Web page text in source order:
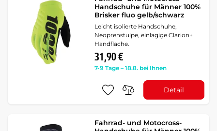
Handschuhe für Männer 100%
Brisker fluo gelb/schwarz
Leicht isolierte Handschuhe,
Neoprenstulpe, einlagige Clarion+
Handfläche.
31,90 €
7-9 Tage – 18.8. bei Ihnen
Detail
Fahrrad- und Motocross-